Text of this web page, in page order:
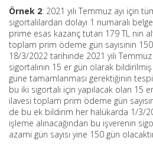
Örnek 2: 2021 yılı Temmuz ayı için
sigortalılardan dolayı 1 numaralı
prime esas kazanç tutarı 179 TL nin
toplam prim ödeme gün sayısının
18/3/2022 tarihinde 2021 yılı
sigortalının 15 er gün olarak bildirilmiş
güne tamamlanması gerektiğinin
bu iki sigortalı için yapılacak olan 15
ilavesi toplam prim ödeme gün
de bu ek bildirim her halükarda 1/3/
işleme alınacağından bu işverenin
azami gün sayısı yine 150 gün